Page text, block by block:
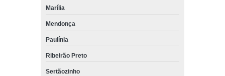
Marília
Mendonça
Paulínia
Ribeirão Preto
Sertãozinho